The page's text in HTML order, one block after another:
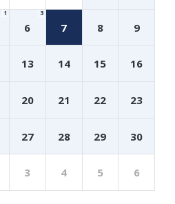
1
6
3
7 8 9
13 14 15 16
20 21 22 23
27 28 29 30
3 4 5 6